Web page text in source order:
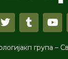
група –